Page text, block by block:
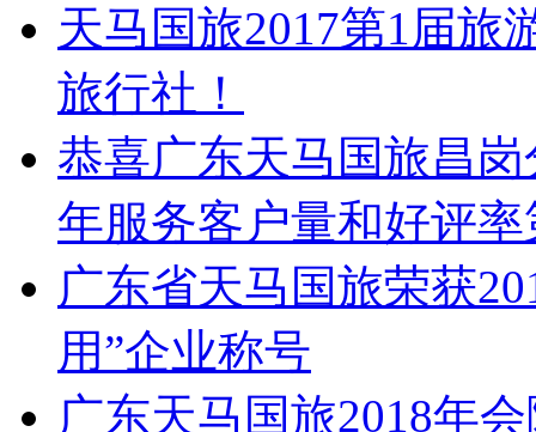
天马国旅2017第1届旅
旅行社！
恭喜广东天马国旅昌
年服务客户量和好评率
广东省天马国旅荣获
用”企业称号
广东天马国旅2018年